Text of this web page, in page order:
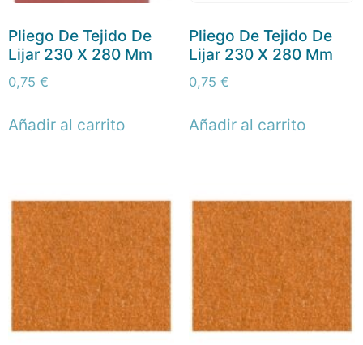
Pliego De Tejido De
Lijar 230 X 280 Mm
0,75 €
Añadir al carrito
Pliego De Tejido De
Lijar 230 X 280 Mm
0,75 €
Añadir al carrito